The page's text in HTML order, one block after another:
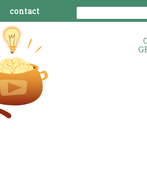
contact